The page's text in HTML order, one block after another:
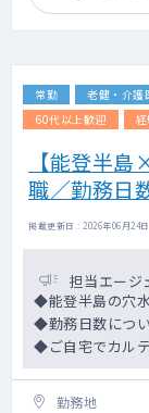
常勤 老健・介護
60代以上歓迎
【能登半
職／勤務日
掲載更新日 : 2026年06月24
担当エージ
◆能登半島の穴
◆勤務日数につ
◆ご自宅でカル
勤務地